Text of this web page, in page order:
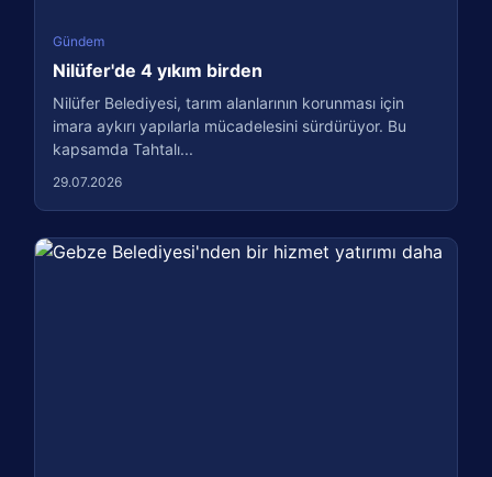
Gündem
Nilüfer'de 4 yıkım birden
Nilüfer Belediyesi, tarım alanlarının korunması için
imara aykırı yapılarla mücadelesini sürdürüyor. Bu
kapsamda Tahtalı...
29.07.2026